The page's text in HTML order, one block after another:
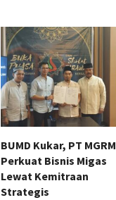
BUMD Kukar, PT MGRM
Perkuat Bisnis Migas
Lewat Kemitraan
Strategis